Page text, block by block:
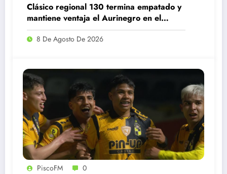
Clásico regional 130 termina empatado y
mantiene ventaja el Aurinegro en el
historial
8 De Agosto De 2026
PiscoFM 0